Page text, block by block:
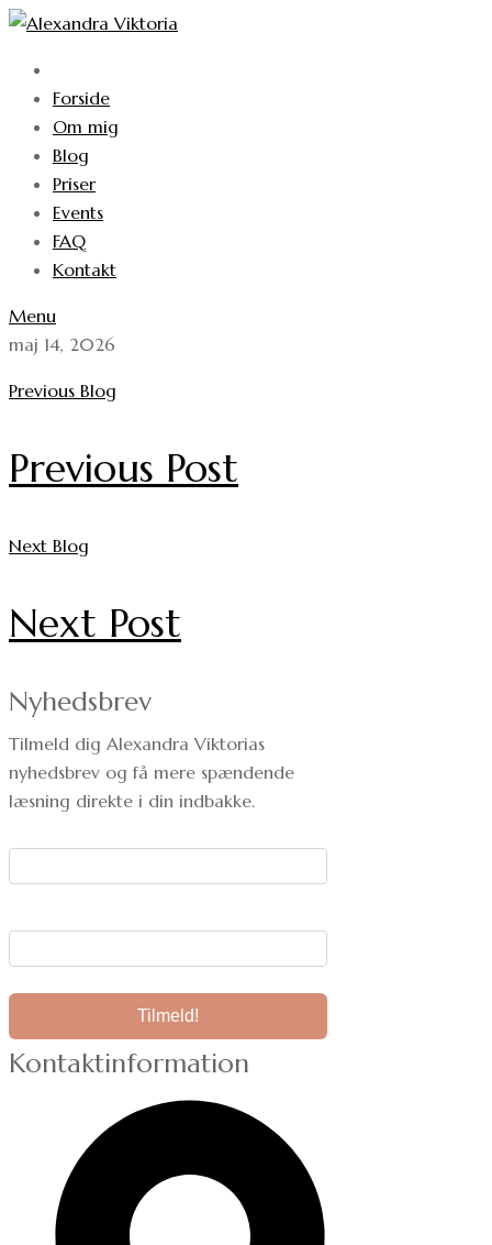
Skip
content
Forside
Om mig
Blog
Priser
Events
FAQ
Kontakt
Menu
maj 14, 2026
Previous Blog
Previous Post
Next Blog
Next Post
Nyhedsbrev
Tilmeld dig Alexandra Viktorias
nyhedsbrev og få mere spændende
læsning direkte i din indbakke.
Kontaktinformation